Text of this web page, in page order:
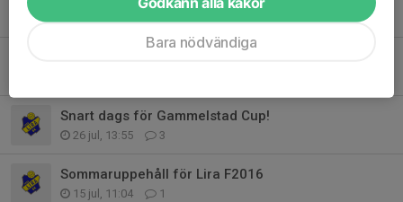
Snart dags för Gammelstad Cup!
26 jul, 13:55 3
Sommaruppehåll för Lira F2016
15 jul, 11:04 1
Bara nödvändiga